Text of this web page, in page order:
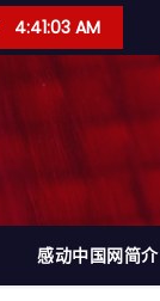
4:41:04 AM
感动中国网简介